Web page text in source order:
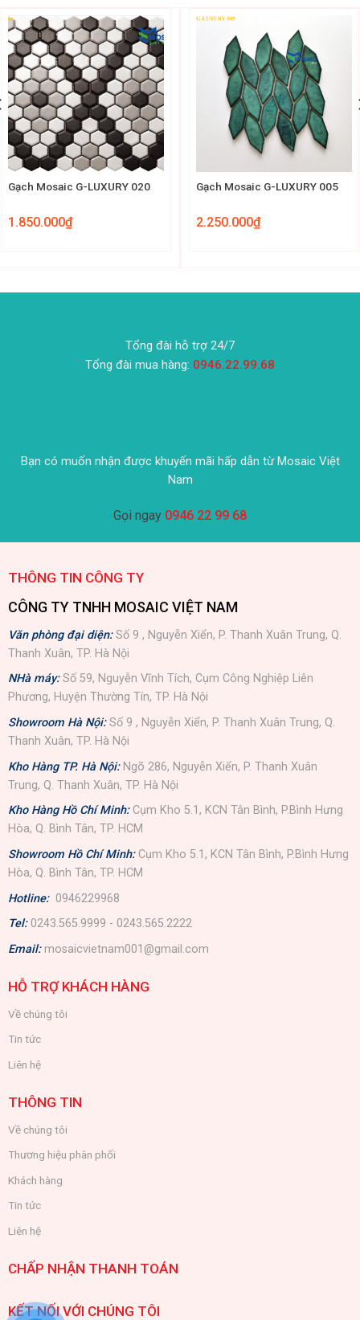
Gạch Mosaic G-LUXURY 020
1.850.000₫
Gạch Mosaic G-LUXURY 005
2.250.000₫
Tổng đài hỗ trợ 24/7
Tổng đài mua hàng: 0946.22.99.68
Bạn có muốn nhận được khuyến mãi hấp dẫn từ Mosaic Việt
Nam
Gọi ngay 0946 22 99 68
THÔNG TIN CÔNG TY
CÔNG TY TNHH MOSAIC VIỆT NAM
Văn phòng đại diện:Số 9 , Nguyễn Xiển, P. Thanh Xuân Trung, Q.
Thanh Xuân, TP. Hà Nội
NHà máy: Số 59, Nguyễn Vĩnh Tích, Cụm Công Nghiệp Liên
Phương, Huyện Thường Tín, TP. Hà Nội
Showroom Hà Nội: Số 9 , Nguyễn Xiển, P. Thanh Xuân Trung, Q.
Thanh Xuân, TP. Hà Nội
Kho Hàng TP. Hà Nội: Ngõ 286, Nguyễn Xiển, P. Thanh Xuân
Trung, Q. Thanh Xuân, TP. Hà Nội
Kho Hàng Hồ Chí Minh: Cụm Kho 5.1, KCN Tân Bình, P.Bình Hưng
Hòa, Q. Bình Tân, TP. HCM
Showroom Hồ Chí Minh: Cụm Kho 5.1, KCN Tân Bình, P.Bình Hưng
Hòa, Q. Bình Tân, TP. HCM
Hotline: 0946229968
Tel: 0243.565.9999 - 0243.565.2222
Email: mosaicvietnam001@gmail.com
HỖ TRỢ KHÁCH HÀNG
Về chúng tôi
Tin tức
Liên hệ
THÔNG TIN
Về chúng tôi
Thương hiệu phân phối
Khách hàng
Tin tức
Liên hệ
CHẤP NHẬN THANH TOÁN
KẾT NỐI VỚI CHÚNG TÔI